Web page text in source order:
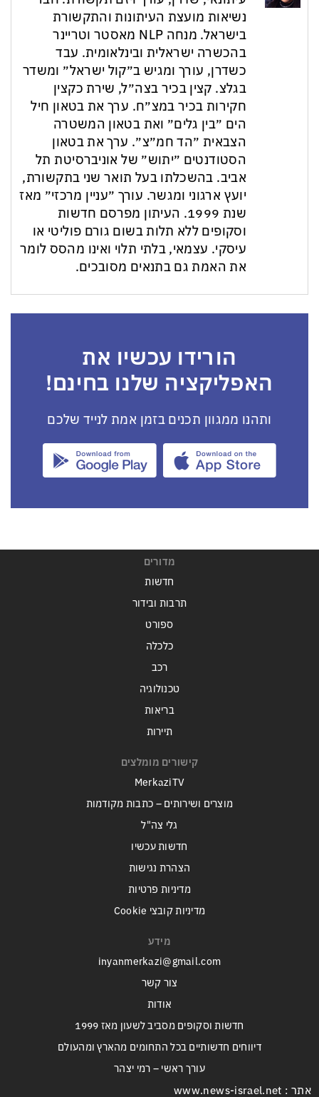
נשיאות מועצת העיתונות והתקשורת
בישראל. מנחה NLP מאסטר וטריינר
בהכשרה ישראלית ובינלאומית. עבד
כשדרן, עורך ומגיש ב״קול ישראל״ ומשדר
בגלצ. קצין בכיר בצה״ל, שירת כקצין
חקירות בכיר במצ״ח. ערך את בטאון חיל
הים ״בין גלים״ ואת בטאון המשטרה
הצבאית ״הד חמ״צ״. ערך את בטאון
הסטודנטים ״יתוש״ של אוניברסיטת תל
אביב. בהשכלתו בעל תואר שני בתקשורת,
יועץ ארגוני ומגשר. עורך ״עניין מרכזי״ מאז
שנת 1999. העיתון מפרסם חדשות
וסקופים ללא תלות בשום גורם פוליטי או
עיסקי. עצמאי, בלתי תלוי ואינו מהסס לומר
את האמת גם בתנאים מסובכים.
הורידו עכשיו את
האפליקציה שלנו בחינם!
ותהנו ממגוון תכנים בזמן אמת לנייד שלכם
מדורים
חדשות
תרבות ובידור
ספורט
כלכלה
רכב
טכנולוגיה
בריאות
תיירות
קישורים מומלצים
MerkaziTV
מוצרים ושירותים – כתבות מקודמות
גלי צה"ל
חדשות עכשיו
הצהרת נגישות
מדיניות פרטיות
מדיניות קובצי Cookie
מידע
inyanmerkazi@gmail.com
צור קשר
אודות
חדשות וסקופים מסביב לשעון מאז 1999
דיווחים חדשותיים בכל התחומים מהארץ ומהעולם
עורך ראשי – רמי יצהר
אתר : www.news-israel.net